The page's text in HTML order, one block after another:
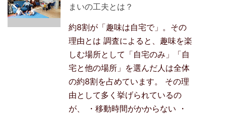
まいの工夫とは？
約8割が「趣味は自宅で」。その
理由とは 調査によると、趣味を楽
しむ場所として「自宅のみ」「自
宅と他の場所」を選んだ人は全体
の約8割を占めています。 その理
由として多く挙げられているの
が、 ・移動時間がかからない ・